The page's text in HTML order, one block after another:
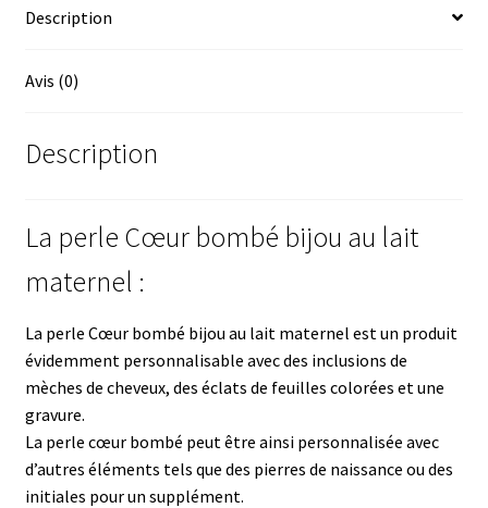
Description
Avis (0)
Description
La perle Cœur bombé bijou au lait
maternel :
La perle Cœur bombé bijou au lait maternel est un produit
évidemment personnalisable avec des inclusions de
mèches de cheveux, des éclats de feuilles colorées et une
gravure.
La perle cœur bombé peut être ainsi personnalisée avec
d’autres éléments tels que des pierres de naissance ou des
initiales pour un supplément.